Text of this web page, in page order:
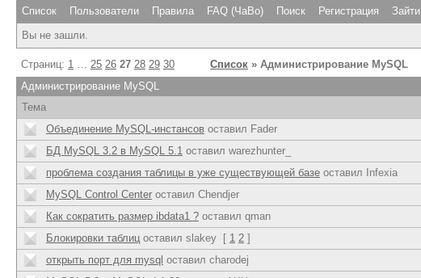
Список Пользователи Правила FAQ (ЧаВо) Поиск Регистрация
Зайти
Вы не зашли.
Страниц: 1 25 26 27 28 29 30 Список » Администрирование MySQL
Администрирование MySQL
Тема
Объединение MySQL-инстансов оставил Fader
БД MySQL 3.2 в MySQL 5.1 оставил warezhunter_
проблема создания таблицы в уже существующей базе оставил Infexia
MySQL Control Center оставил Chendjer
Как сократить размер ibdata1 ? оставил qman
Блокировки таблиц оставил slakey[ 1 2]
открыть порт для mysql оставил charodej